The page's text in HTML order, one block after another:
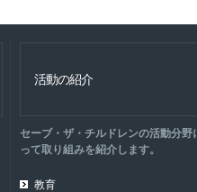
活動の紹介
セーブ・ザ・チルドレンの活動分野
って取り組みを紹介します。
教育